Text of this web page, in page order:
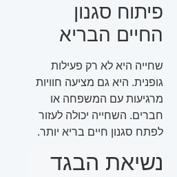
פיתוח סגנון
החיים הבריא
שחייה היא לא רק פעילות
גופנית. היא גם מציעה חוויות
מרגיעות עם המשפחה או
חברים. השחייה יכולה לעזור
לפתח סגנון חיים בריא יותר.
נשיאת הבגד